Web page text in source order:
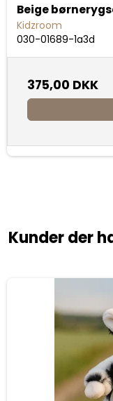
Beige
Kidzroom
030-01689-1a3d
375,00 DKK
Kunder der